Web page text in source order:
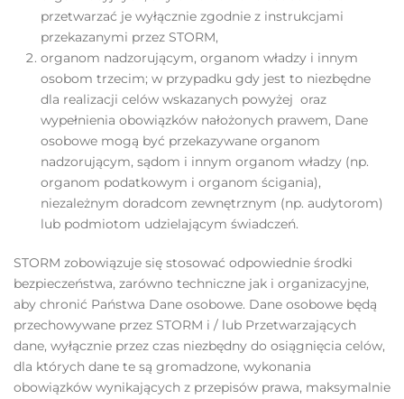
przetwarzać je wyłącznie zgodnie z instrukcjami
przekazanymi przez STORM,
organom nadzorującym, organom władzy i innym
osobom trzecim; w przypadku gdy jest to niezbędne
dla realizacji celów wskazanych powyżej oraz
wypełnienia obowiązków nałożonych prawem, Dane
osobowe mogą być przekazywane organom
nadzorującym, sądom i innym organom władzy (np.
organom podatkowym i organom ścigania),
niezależnym doradcom zewnętrznym (np. audytorom)
lub podmiotom udzielającym świadczeń.
STORM zobowiązuje się stosować odpowiednie środki
bezpieczeństwa, zarówno techniczne jak i organizacyjne,
aby chronić Państwa Dane osobowe. Dane osobowe będą
przechowywane przez STORM i / lub Przetwarzających
dane, wyłącznie przez czas niezbędny do osiągnięcia celów,
dla których dane te są gromadzone, wykonania
obowiązków wynikających z przepisów prawa, maksymalnie